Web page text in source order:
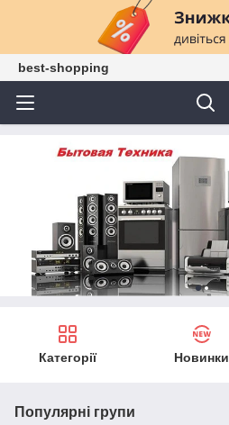
best-shopping
Категорії Новинки
Популярні групи